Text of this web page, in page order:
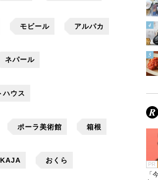
モビール アルパカ
ネパール
ハウス
ポーラ美術館 箱根
KAJA おくら PR
「